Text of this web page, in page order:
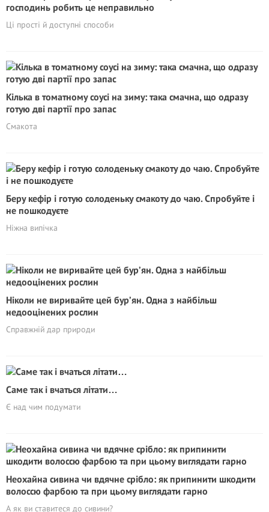
господинь робить це неправильно
Ці прості й доступні способи
Кілька в томатному соусі на зиму: така смачна, що одразу
готую дві партії про запас
Смакота
Беру кефір і готую солоденьку смакоту до чаю. Спробуйте і
не пошкодуєте
Ніжна випічка
Ніколи не виривайте цей бур’ян. Одна з найбільш
недооцінених рослин
Справжній дар природи
Саме так і вчаться літати…
Є над чим подумати
Неохайна сивина чи вдячне срібло: як припинити шкодити
волоссю фарбою та при цьому виглядати гарно
А як ви ставитеся до сивини?